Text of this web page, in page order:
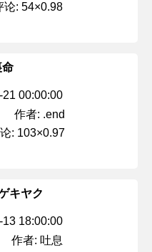
论: 54×0.98
命
00:00:00
作者: .end
: 103×0.97
キヤク
18:00:00
作者: 吐息